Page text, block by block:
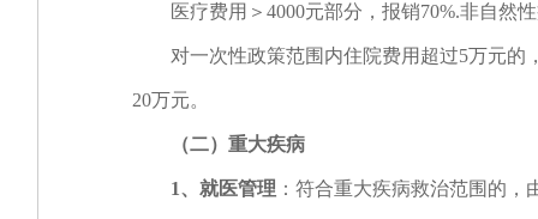
医疗费用＞4000元部分，报销70%.非自然性
对一次性政策范围内住院费用超过5万元的，
20万元。
（二）重大疾病
1、就医管理 ：符合重大疾病救治范围的